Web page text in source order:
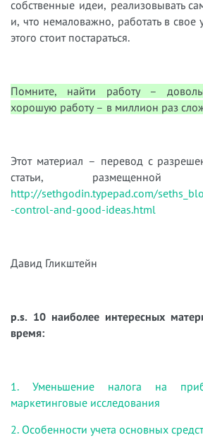
собственные идеи, реализовывать
и, что немаловажно, работать в свое
этого стоит постараться.
Помните, найти работу –
хорошую работу – в миллион раз
Этот материал – перевод с
статьи,
http://sethgodin.typepad.com/
-control-and-good-ideas.html
Давид Гликштейн
p.s. 10 наиболее интересных
время:
1. Уменьшение налога на
маркетинговые исследования
2. Особенности учета основных